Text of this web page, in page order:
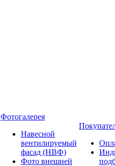
Фотогалерея
Навесной
вентилируемый
фасад (НВФ)
Фото внешней